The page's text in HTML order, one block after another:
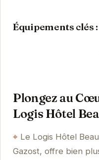
Équipements clés :
Plongez au
Logis Hôtel
Le Logis Hôtel
Gazost, offre bien